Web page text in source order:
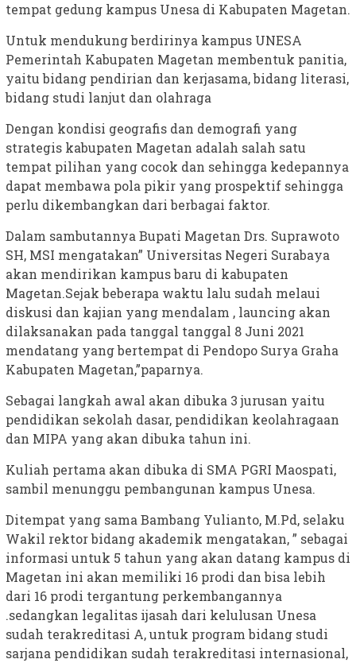
tempat gedung kampus Unesa di Kabupaten Magetan.
Untuk mendukung berdirinya kampus UNESA
Pemerintah Kabupaten Magetan membentuk panitia,
yaitu bidang pendirian dan kerjasama, bidang literasi,
bidang studi lanjut dan olahraga
Dengan kondisi geografis dan demografi yang
strategis kabupaten Magetan adalah salah satu
tempat pilihan yang cocok dan sehingga kedepannya
dapat membawa pola pikir yang prospektif sehingga
perlu dikembangkan dari berbagai faktor.
Dalam sambutannya Bupati Magetan Drs. Suprawoto
SH, MSI mengatakan” Universitas Negeri Surabaya
akan mendirikan kampus baru di kabupaten
Magetan.Sejak beberapa waktu lalu sudah melaui
diskusi dan kajian yang mendalam , launcing akan
dilaksanakan pada tanggal tanggal 8 Juni 2021
mendatang yang bertempat di Pendopo Surya Graha
Kabupaten Magetan,”paparnya.
Sebagai langkah awal akan dibuka 3 jurusan yaitu
pendidikan sekolah dasar, pendidikan keolahragaan
dan MIPA yang akan dibuka tahun ini.
Kuliah pertama akan dibuka di SMA PGRI Maospati,
sambil menunggu pembangunan kampus Unesa.
Ditempat yang sama Bambang Yulianto, M.Pd, selaku
Wakil rektor bidang akademik mengatakan, ” sebagai
informasi untuk 5 tahun yang akan datang kampus di
Magetan ini akan memiliki 16 prodi dan bisa lebih
dari 16 prodi tergantung perkembangannya
.sedangkan legalitas ijasah dari kelulusan Unesa
sudah terakreditasi A, untuk program bidang studi
sarjana pendidikan sudah terakreditasi internasional,